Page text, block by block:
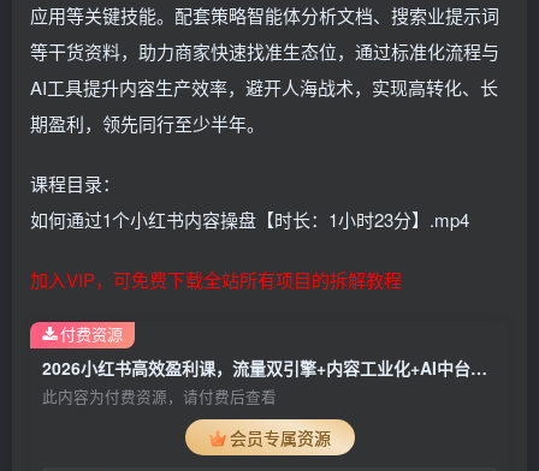
应用等关键技能。配套策略智能体分析文档、搜索业提示词
等干货资料，助力商家快速找准生态位，通过标准化流程与
AI工具提升内容生产效率，避开人海战术，实现高转化、长
期盈利，领先同行至少半年。
课程目录：
如何通过1个小红书内容操盘【时长：1小时23分】.mp4
加入VIP，可免费下载全站所有项目的拆解教程
2026小红书高效盈利课，流量双引擎+内容工业化+AI中台驱动，构建可复制的千万级营收模型
此内容为付费资源，请付费后查看
会员专属资源
付费资源